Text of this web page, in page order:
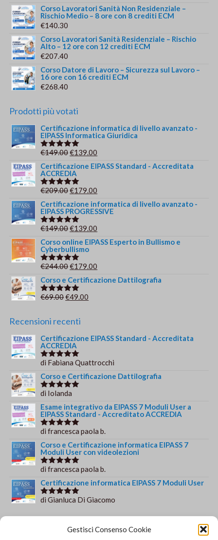
Gestisci Consenso Cookie
Corso Lavoratori Sanità Non Residenziale –
Rischio Medio – 8 ore con 8 crediti ECM
€140.30
Corso Lavoratori Sanità Residenziale – Rischio
Alto – 12 ore con 12 crediti ECM
€207.40
Corso Datore di Lavoro – Sicurezza sul Lavoro –
16 ore con 16 crediti ECM
€268.40
Prodotti più votati
Certificazione informatica di livello avanzato -
EIPASS Informatica Giuridica
Valutato
€149.00Il
prezzo
originale
era:
€139.00
prezzo
Certificazione EIPASS Standard - Accreditata
ACCREDIA
Valutato
€209.00Il
prezzo
originale
era:
€179.00
prezzo
attuale
Certificazione informatica di livello avanzato -
EIPASS PROGRESSIVE
Valutato
€149.00Il
prezzo
originale
era:
€139.00
prezzo
Corso online EIPASS Esperto in Bullismo e
Cyberbullismo
Valutato
€244.00Il
prezzo
originale
era:
€179.00
prezzo
Corso e Certificazione Dattilografia
Valutato
€69.00Il
originale
€69.00.
€49.00
€49.00.
Recensioni recenti
Certificazione EIPASS Standard - Accreditata
ACCREDIA
Valutato5
di Fabiana Quattrocchi
Corso e Certificazione Dattilografia
Valutato5
di Iolanda
Esame integrativo da EIPASS 7 Moduli User a
EIPASS Standard - Accreditato ACCREDIA
Valutato5
di francesca paola b.
Corso e Certificazione informatica EIPASS 7
Moduli User con videolezioni
Valutato5
di francesca paola b.
Certificazione informatica EIPASS 7 Moduli User
Valutato5
di Gianluca Di Giacomo